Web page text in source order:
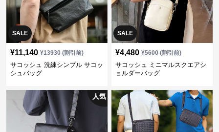
SALE
¥11,140 ¥13930(割引前)
サコッシュ 洗練シンプル サコッ
シュバッグ
SALE
¥4,480 ¥5600(割引前)
サコッシュ ミニマルスクエアシ
ョルダーバッグ
人気